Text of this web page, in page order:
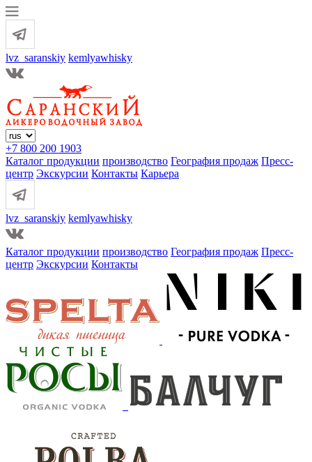
lvz_saranskiy kemlyawhisky
+7 800 200 1903
Каталог продукции производство География продаж Пресс-
центр Экскурсии Контакты Карьера
lvz_saranskiy kemlyawhisky
Каталог продукции производство География продаж Пресс-
центр Экскурсии Контакты